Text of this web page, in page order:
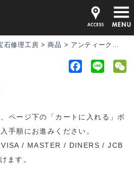
石修理工房 >商品 > アンティーク時計
b
o
o
ページ下の「カートに入れる」ボ
手順にお進みください。
VISA / MASTER / DINERS / JCB
ます。